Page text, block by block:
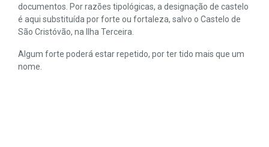
documentos. Por razões tipológicas, a designação de castelo
é aqui substituída por forte ou fortaleza, salvo o Castelo de
São Cristóvão, na Ilha Terceira.
Algum forte poderá estar repetido, por ter tido mais que um
nome.